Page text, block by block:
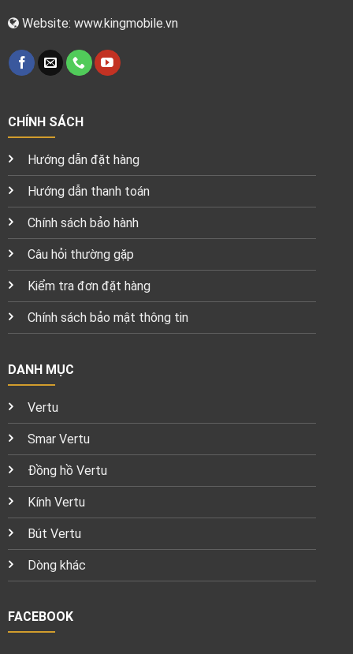
Website: www.kingmobile.vn
CHÍNH SÁCH
Hướng dẫn đặt hàng
Hướng dẫn thanh toán
Chính sách bảo hành
Câu hỏi thường gặp
Kiểm tra đơn đặt hàng
Chính sách bảo mật thông tin
DANH MỤC
Vertu
Smar Vertu
Đồng hồ Vertu
Kính Vertu
Bút Vertu
Dòng khác
FACEBOOK